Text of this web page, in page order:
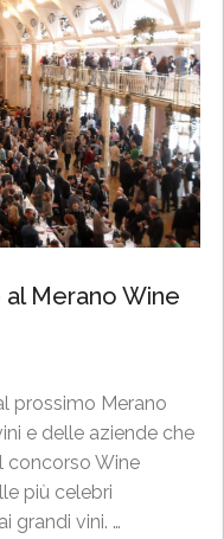
Merano Wine
prossimo Merano
e delle aziende che
concorso Wine
più celebri
grandi vini. …